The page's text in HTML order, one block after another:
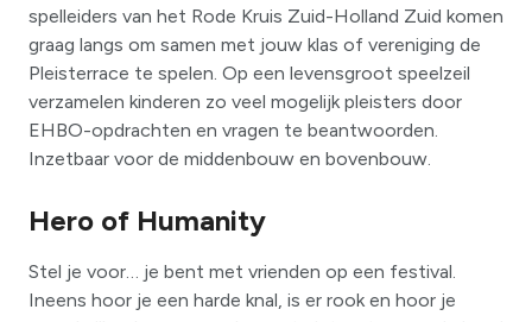
spelleiders van het Rode Kruis Zuid-Holland Zuid komen
graag langs om samen met jouw klas of vereniging de
Pleisterrace te spelen. Op een levensgroot speelzeil
verzamelen kinderen zo veel mogelijk pleisters door
EHBO-opdrachten en vragen te beantwoorden.
Inzetbaar voor de middenbouw en bovenbouw.
Hero of Humanity
Stel je voor… je bent met vrienden op een festival.
Ineens hoor je een harde knal, is er rook en hoor je